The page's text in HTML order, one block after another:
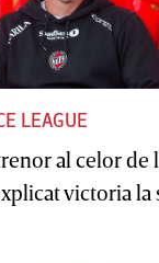
LEAGUE
al celor de
victoria la